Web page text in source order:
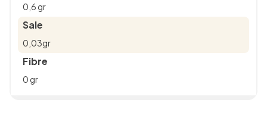
0,6 gr
Sale
0,03gr
Fibre
0 gr